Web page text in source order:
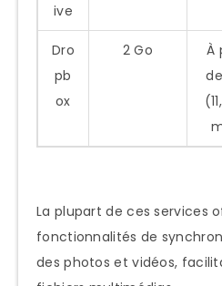
ive
Dro
pb
ox
2 Go
À
La plupart de ces services
fonctionnalités de
des photos et vidéos,